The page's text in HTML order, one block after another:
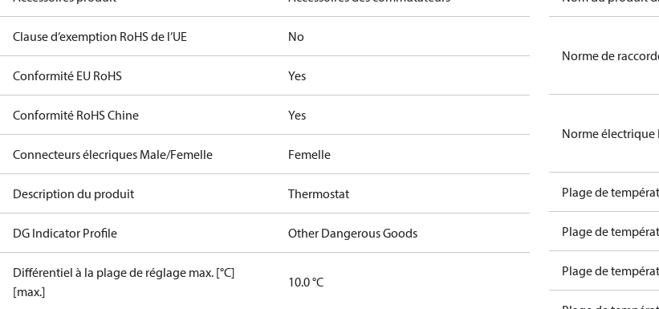
Clause d’exemption RoHS de l’UE No
Conformité EU RoHS Yes
Conformité RoHS Chine Yes
Connecteurs élecriques Male/Femelle Femelle
Description du produit Thermostat
DG Indicator Profile Other Dangerous Goods
Différentiel à la plage de réglage max. [°C]
[max.]
10.0 °C
Norme de
Norme électrique
Plage de
Plage de
Plage de